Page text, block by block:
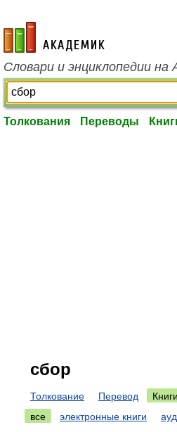
academic.ru
Словари и энциклопедии на
Толкования Переводы
сбор
Толкование Перевод
Книги
все
электронные книги